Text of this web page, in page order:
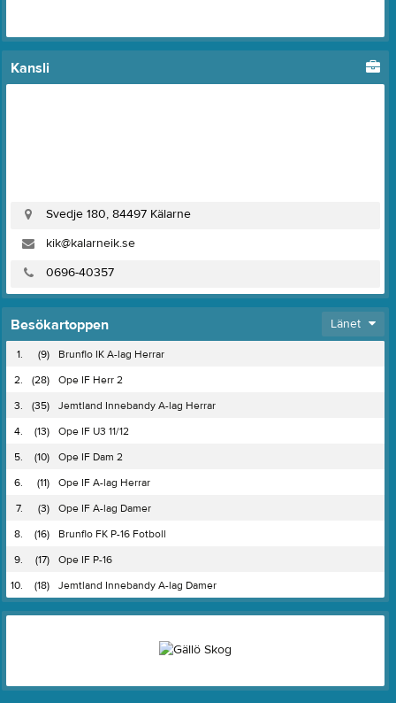
Kansli
Svedje 180, 84497 Kälarne
kik@kalarneik.se
0696-40357
Besökartoppen Länet
1. (9)
Brunflo IK A-lag Herrar
2.
(28)
Ope IF Herr 2
3.
(35)
Jemtland Innebandy A-lag Herrar
4.
(13)
Ope IF U3 11/12
5.
(10)
Ope IF Dam 2
6.
(11)
Ope IF A-lag Herrar
7.
(3)
Ope IF A-lag Damer
8.
(16)
Brunflo FK P-16 Fotboll
9.
(17)
Ope IF P-16
10.
(18) Jemtland Innebandy A-lag Damer